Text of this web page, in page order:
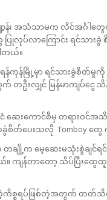
၊ အသံသာမက လိင်အင်္ဂါတွေပ
လုပ်လာကြောင်း ရင်သားခွဲ
တယ်။
း ရန်ကုန်မြို့မှာ ရင်သားခွဲစိတ်
တဦးလျှင် မြန်မာကျပ်ငွေ
ငံ ဆေးကောင်စီမှ တရားဝ
ခွဲစိတ်ပေးသလို Tomboy တွ
က မေ့ဆေးမသုံးစွဲချင်ရင်
ကျန်တာတော့ သိပ်ပြီးထွေ
စရပ်ဖြစ်တဲ့အတွက် တတ်သိတဲ့ဆ